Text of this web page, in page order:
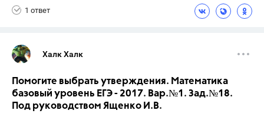
1 ответ
Халк Халк
Помогите выбрать утверждения. Математика
базовый уровень ЕГЭ - 2017. Вар.№1. Зад.№18.
Под руководством Ященко И.В.